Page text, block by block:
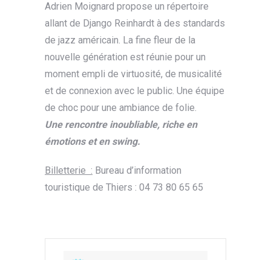
Adrien Moignard propose un répertoire
allant de Django Reinhardt à des standards
de jazz américain. La fine fleur de la
nouvelle génération est réunie pour un
moment empli de virtuosité, de musicalité
et de connexion avec le public. Une équipe
de choc pour une ambiance de folie.
Une rencontre inoubliable, riche en
émotions et en swing.
Billetterie : Bureau d’information
touristique de Thiers : 04 73 80 65 65